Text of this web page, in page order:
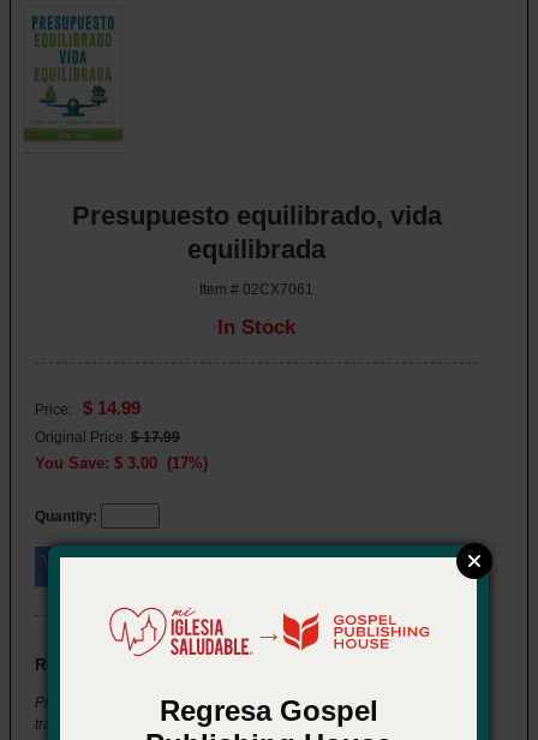
Presupuesto equilibrado, vida
equilibrada
Item # 02CX7061
In Stock
Price: $ 14.99
Original Price: $ 17.99
You Save: $ 3.00 (17%)
Quantity:
Resumen
Presupuesto equilibrado, vida equilibrada: 10 pasos hacia la
transformación financiera
→
Regresa Gospel